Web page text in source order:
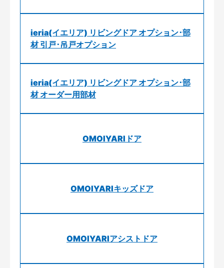
ieria(イエリア) リビングドア オプション･部
材 引戸･吊戸オプション
ieria(イエリア) リビングドア オプション･部
材 オーダー用部材
OMOIYARIドア
OMOIYARIキッズドア
OMOIYARIアシストドア